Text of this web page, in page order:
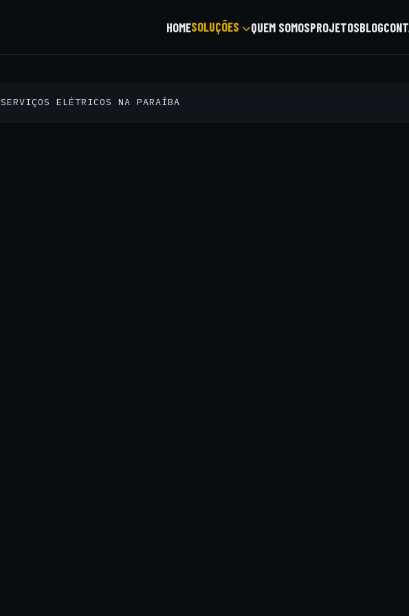
HOMESOLUÇÕES QUEM SOMOSPROJETOSBLOG
SERVIÇOS ELÉTRICOS NA PARAÍBA